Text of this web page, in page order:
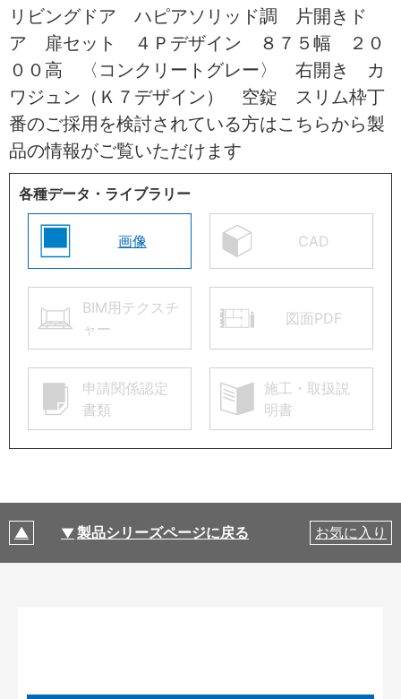
リビングドア ハピアソリッド調 片開きド
ア 扉セット ４Ｐデザイン ８７５幅 ２０
００高 〈コンクリートグレー〉 右開き カ
ワジュン（Ｋ７デザイン） 空錠 スリム枠丁
番のご採用を検討されている方はこちらから製
品の情報がご覧いただけます
各種データ・ライブラリー
画像 CAD
BIM用テクスチ
ャー
図面PDF
申請関係認定
書類
施工・取扱説
明書
製品シリーズページに戻る お気に入り